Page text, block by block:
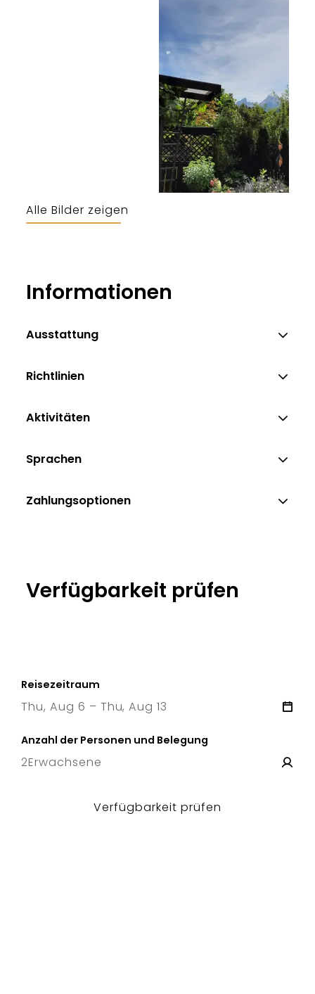
Alle Bilder zeigen
Informationen
Ausstattung
Richtlinien
Aktivitäten
Sprachen
Zahlungsoptionen
Verfügbarkeit prüfen
Reisezeitraum
Thu, Aug 6 – Thu, Aug 13
Anzahl der Personen und Belegung
2Erwachsene
Verfügbarkeit prüfen